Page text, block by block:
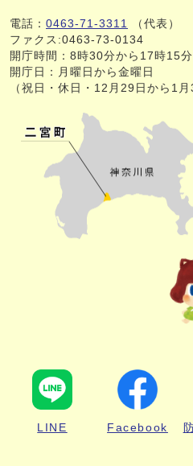
電話： 0463-71-3311
（代表）
ファクス:0463-73-0134
開庁時間：8時30分から17時15分
開庁日：月曜日から金曜日
（祝日・休日・12月29日から1月
LINE Facebook